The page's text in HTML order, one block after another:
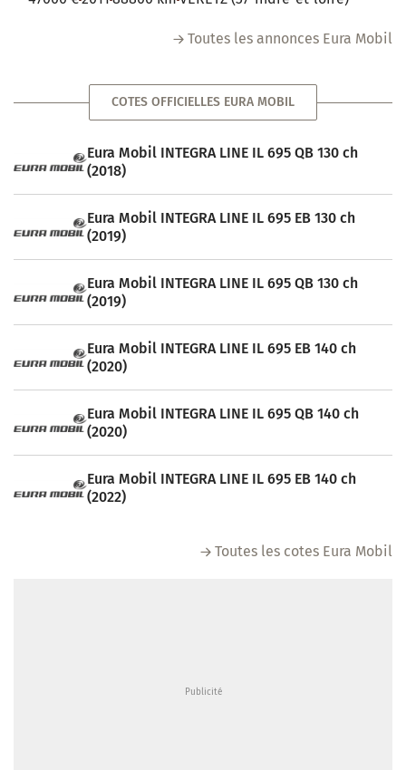
Toutes les annonces Eura Mobil
COTES OFFICIELLES EURA MOBIL
Eura Mobil INTEGRA LINE IL 695 QB 130 ch
(2018)
Eura Mobil INTEGRA LINE IL 695 EB 130 ch
(2019)
Eura Mobil INTEGRA LINE IL 695 QB 130 ch
(2019)
Eura Mobil INTEGRA LINE IL 695 EB 140 ch
(2020)
Eura Mobil INTEGRA LINE IL 695 QB 140 ch
(2020)
Eura Mobil INTEGRA LINE IL 695 EB 140 ch
(2022)
Toutes les cotes Eura Mobil